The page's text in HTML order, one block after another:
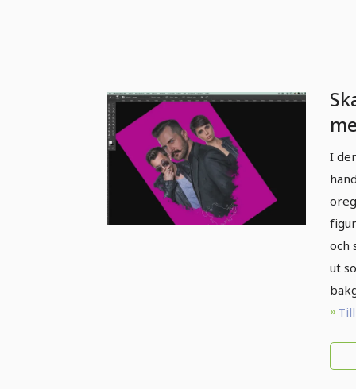
I
och
ut